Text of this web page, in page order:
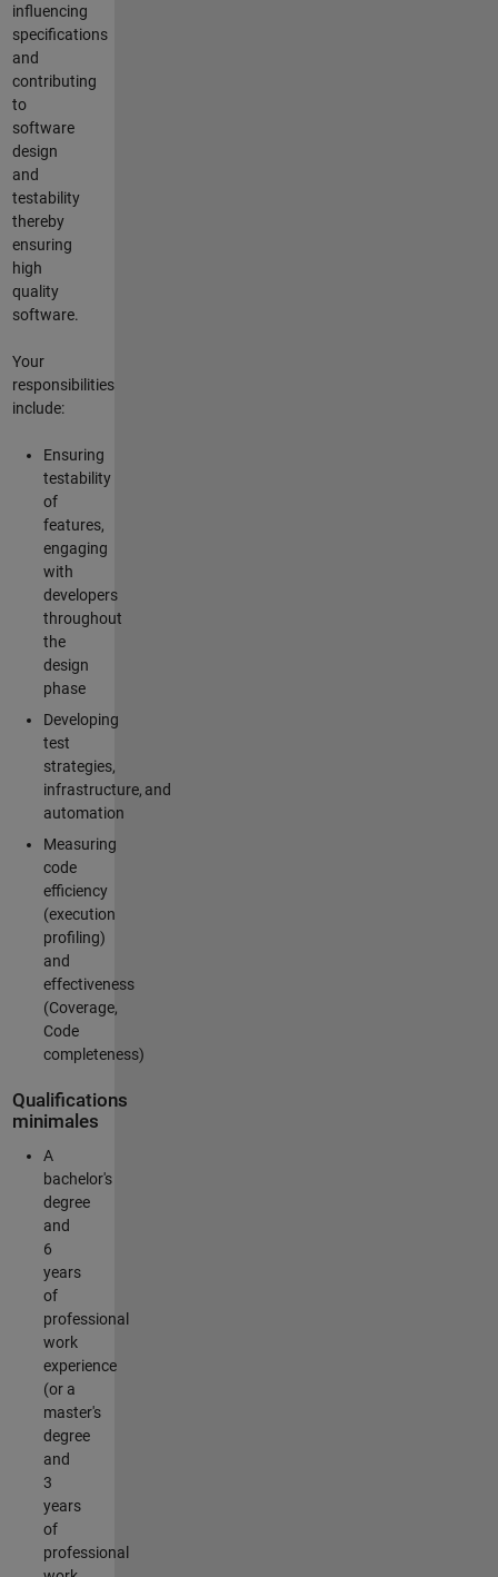
influencing
specifications
and
contributing
to
software
design
and
testability
thereby
ensuring
high
quality
software.
Your
responsibilities
include:
Ensuring
testability
of
features,
engaging
with
developers
throughout
the
design
phase
Developing
test
strategies,
infrastructure, and
automation
Measuring
code
efficiency
(execution
profiling)
and
effectiveness
(Coverage,
Code
completeness)
Qualifications
minimales
A
bachelor's
degree
and
6
years
of
professional
work
experience
(or a
master's
degree
and
3
years
of
professional